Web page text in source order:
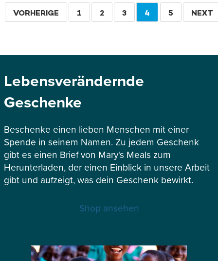
Seitennummerierung
VORHERIGE
VORHERIGE SEITE
1 SEITE
2 SEITE
3
AKTUELLE
4 SEITE
5 NEXT
Lebensverändernde
Geschenke
Beschenke einen lieben Menschen mit einer
Spende in seinem Namen. Zu jedem Geschenk
gibt es einen Brief von Mary's Meals zum
Herunterladen, der einen Einblick in unsere Arbeit
gibt und aufzeigt, was dein Geschenk bewirkt.
Shop ansehen